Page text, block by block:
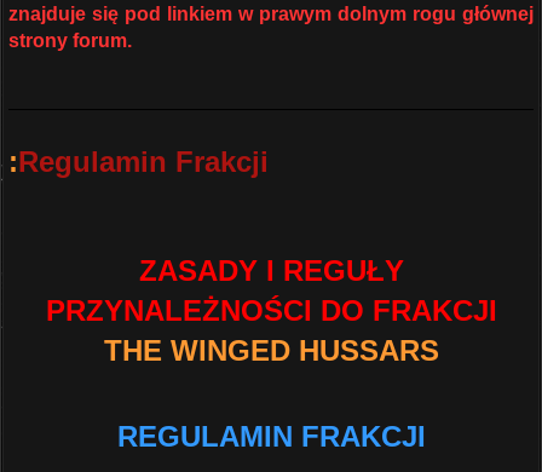
znajduje się pod linkiem w prawym dolnym rogu głównej
strony forum.
:Regulamin Frakcji
ZASADY I REGUŁY
PRZYNALEŻNOŚCI DO FRAKCJI
THE WINGED HUSSARS
REGULAMIN FRAKCJI